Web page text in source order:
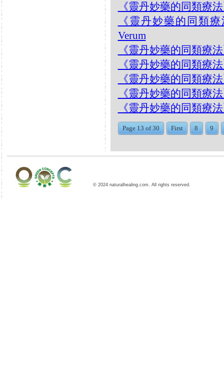
《靈丹妙藥的同類療
《靈丹妙藥的同類
Verum
《靈丹妙藥的同類療
《靈丹妙藥的同類療
《靈丹妙藥的同類療
《靈丹妙藥的同類療
《靈丹妙藥的同類療
Page 13 of 30 First 8 9
© 2024 naturalhealing.com. All rights reserved.